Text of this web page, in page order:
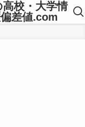
校・大学情
差値.com